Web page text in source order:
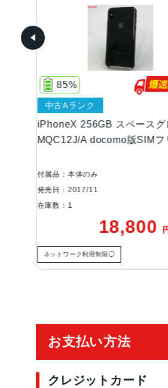
256GB スペースグレイ
A docomo版SIMフリー
：本体のみ
：2017/11
18,800円 （税込）
トワーク利用制限◯
お支払い方法
クレジットカード